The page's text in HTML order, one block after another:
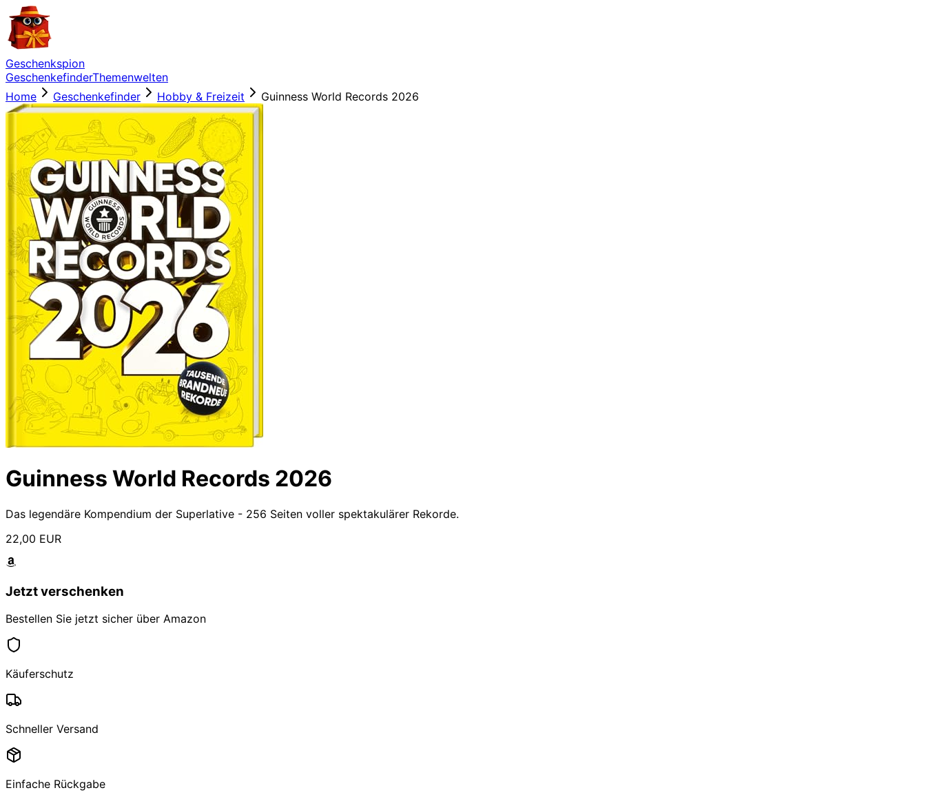
Geschenkspion
GeschenkefinderThemenwelten
Home
Geschenkefinder Hobby & Freizeit Guinness World Records 2026
Guinness World Records 2026
Das legendäre Kompendium der Superlative - 256 Seiten voller spektakulärer Rekorde.
22,00 EUR
Jetzt verschenken
Bestellen Sie jetzt sicher über Amazon
Käuferschutz
Schneller Versand
Einfache Rückgabe